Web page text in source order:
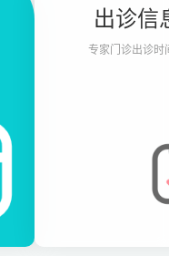
出诊信
专家门诊出诊时